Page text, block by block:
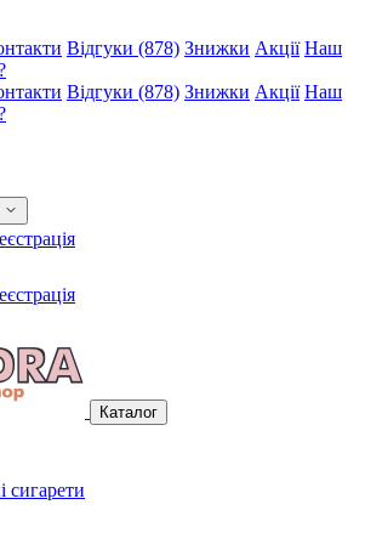
Відгуки (878) Знижки Акції Наш
Відгуки (878) Знижки Акції Наш
Каталог
сигарети